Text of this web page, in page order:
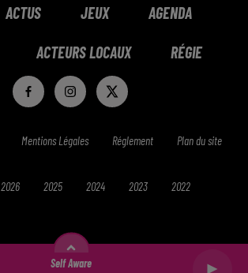
Self Aware
ACTUS JEUX AGENDA
ACTEURS LOCAUX RÉGIE
Mentions Légales Réglement Plan du site
2026 2025 2024 2023 2022